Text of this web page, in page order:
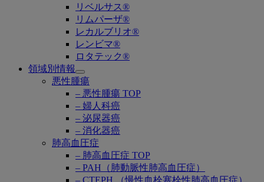
リベルサス®
リムパーザ®
レカルブリオ®
レンビマ®
ロタテック®
領域別情報
Open
submenu
悪性腫瘍
– 悪性腫瘍 TOP
– 婦人科癌
– 泌尿器癌
– 消化器癌
肺高血圧症
– 肺高血圧症 TOP
– PAH（肺動脈性肺高血圧症）
– CTEPH （慢性血栓塞栓性肺高血圧症）